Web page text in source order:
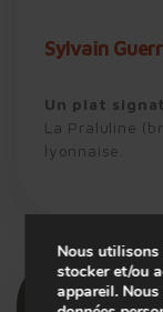
Sylvain
Un plat
La Praluline
lyonnaise.
Nous utilisons
stocker et/ou
appareil.